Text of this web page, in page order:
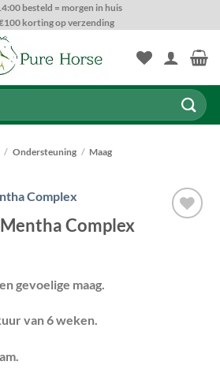
besteld = morgen in huis
korting op verzending
/ Ondersteuning / Maag
Complex
gevoelige maag.
van 6 weken.